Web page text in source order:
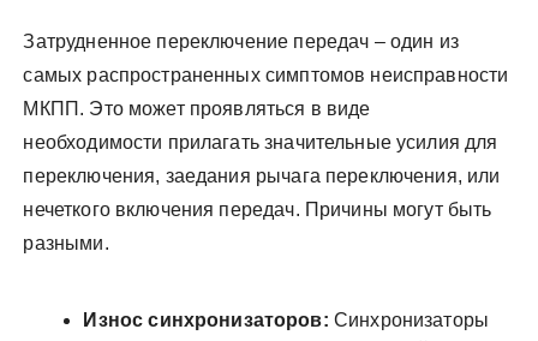
Затрудненное переключение передач – один из
самых распространенных симптомов неисправности
МКПП. Это может проявляться в виде
необходимости прилагать значительные усилия для
переключения, заедания рычага переключения, или
нечеткого включения передач. Причины могут быть
разными.
Износ синхронизаторов: Синхронизаторы